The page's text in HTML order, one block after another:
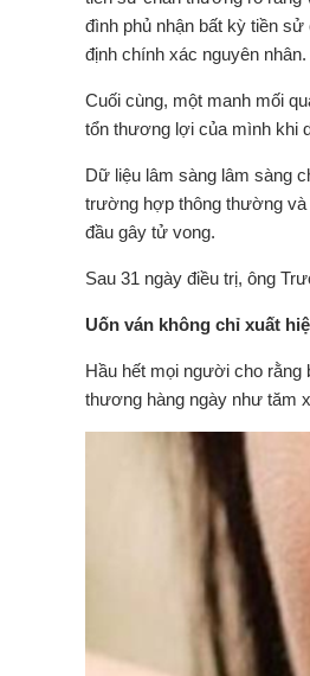
đình phủ nhận bất kỳ tiền
định chính xác nguyên nhân.
Cuối cùng, một manh mối
tổn thương lợi của mình khi
Dữ liệu lâm sàng lâm sàng
trường hợp thông thường và
đầu gây tử vong.
Sau 31 ngày điều trị, ông
Uốn ván không chỉ xuất
Hầu hết mọi người cho rằng
thương hàng ngày như tăm